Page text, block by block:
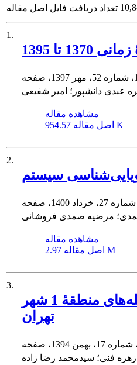
تعداد دریافت فایل اصل مقاله
1.
1395
عبدی دانشپور؛ امیر شفیعی
مشاهده مقاله
اصل مقاله 954.57 K
2.
مرضیه صمدی فروشانی
مشاهده مقاله
اصل مقاله 2.97 M
3.
نقش سازمان‌های ایمان‌محور در مدیریت و توسعۀ پایدار محله‌های شهری مورد شناسی: محله‌های منطقۀ 1 شهر
تهران
زهره فنی؛ سیدمحمد رضا زاده